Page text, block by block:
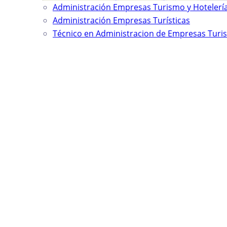
Administración Empresas Turismo y
Administración Empresas Turísticas
Técnico en Administracion de Empresas